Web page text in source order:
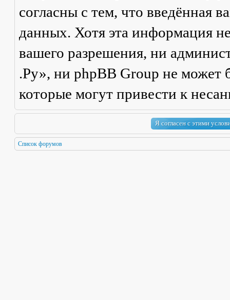
согласны с тем, что введённая
данных. Хотя эта информация
вашего разрешения, ни
.Ру», ни phpBB Group не может
которые могут привести к
Список форумов